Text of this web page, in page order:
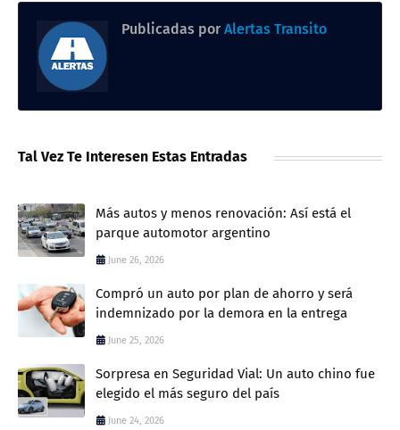
Publicadas por Alertas Transito
Tal Vez Te Interesen Estas Entradas
Más autos y menos renovación: Así está el
parque automotor argentino
June 26, 2026
Compró un auto por plan de ahorro y será
indemnizado por la demora en la entrega
June 25, 2026
Sorpresa en Seguridad Vial: Un auto chino fue
elegido el más seguro del país
June 24, 2026